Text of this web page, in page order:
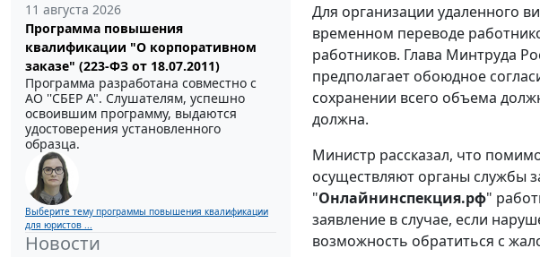
11 августа 2026
Программа повышения
квалификации "О корпоративном
заказе" (223-ФЗ от 18.07.2011)
Программа разработана совместно с
АО ''СБЕР А". Слушателям, успешно
освоившим программу, выдаются
удостоверения установленного
образца.
Выберите тему программы повышения квалификации
для юристов ...
Новости
Для организации удаленного
временном переводе
работников. Глава Минтруда
предполагает обоюдное
сохранении всего объема
должна.
Министр рассказал, что
осуществляют органы службы
"Онлайнинспекция.рф"
заявление в случае, если
возможность обратиться с